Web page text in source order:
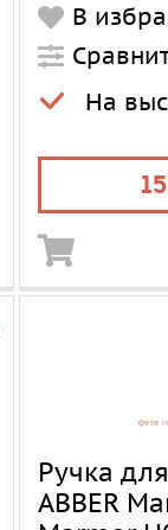
Излив
В
На
Ручка
ABBER